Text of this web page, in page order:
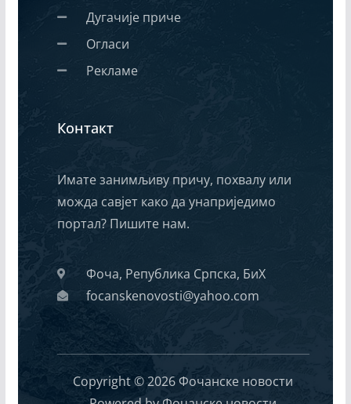
Дугачије приче
Огласи
Рекламе
Контакт
Имате занимљиву причу, похвалу или
можда савјет како да унаприједимо
портал? Пишите нам.
Фоча, Република Српска, БиХ
focanskenovosti@yahoo.com
Copyright © 2026 Фочанске новости